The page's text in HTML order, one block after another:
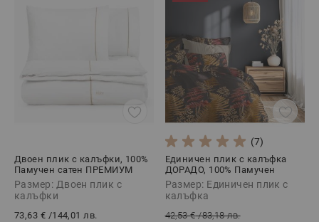
Двоен плик с калъфки, 100%
Памучен сатен ПРЕМИУМ
СТАЙЛ БЕЖОВО, 3 части
Размер: Двоен плик с
калъфки
73,63 € /144,01 лв.
(7)
Единичен плик с калъфка
ДОРАДО, 100% Памучен
сатен, 2 части
Размер: Единичен плик с
калъфка
42,53 €/83,18 лв.